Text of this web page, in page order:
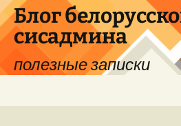
Перейти
к
содержимому
Блог
сисадмина
полезные записки